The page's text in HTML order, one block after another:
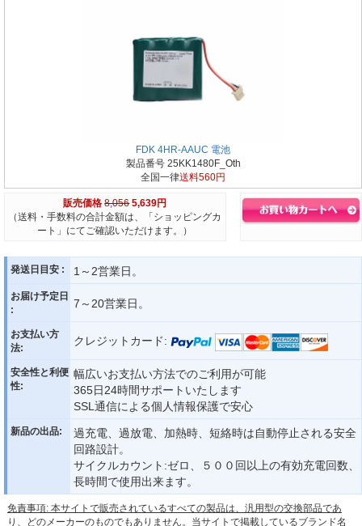
FDK 4HR-AAUC 電池
製品番号 25KK1480F_Oth
全国一律送料560円
販売価格 8,056 5,639円
（送料・手数料の合計金額は、「ショッピングカ
ート」にてご確認いただけます。）
発送日目安 : 1～2営業日。
お届け予定日
:
7～20営業日。
お支払い方
法:
クレジットカード:
安全性と利便
性:
幅広いお支払い方法でのご利用が可能
365日24時間サポートいたします
SSL通信による個人情報保護で安心
新品の出品:
過充電、過放電、加熱時、短絡時は自動停止される安全
回路設計。
サイクルカウント:ゼロ、５００回以上の有効充電回数、
長時間で使用出来ます。
免責事項: 本サイトで販売されているすべての製品は、汎用型の交換部品であ
り、どのメーカーのものでもありません。当サイトで掲載しているブランド名